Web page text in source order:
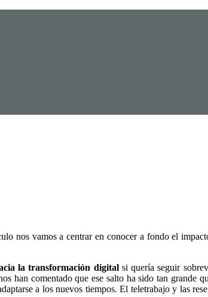
nos vamos a centrar en conocer a fondo el
la transformación digitalsi quería seguir
han comentado que ese salto ha sido tan grande
a los nuevos tiempos. El teletrabajo y las